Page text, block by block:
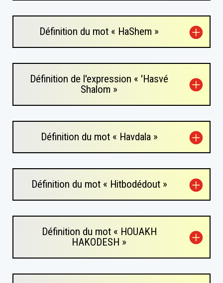
Définition du mot « HaShem »
Définition de l'expression « 'Hasvé
Shalom »
Définition du mot « Havdala »
Définition du mot « Hitbodédout »
Définition du mot « HOUAKH
HAKODESH »